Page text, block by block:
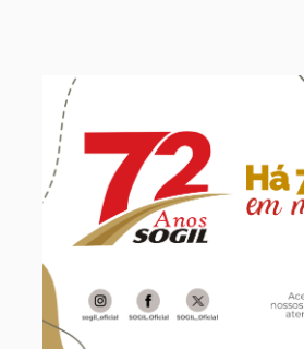
Terça-Feira
12 de agosto
Quarta-Feira
13 de agosto
Quinta-Feira 16°